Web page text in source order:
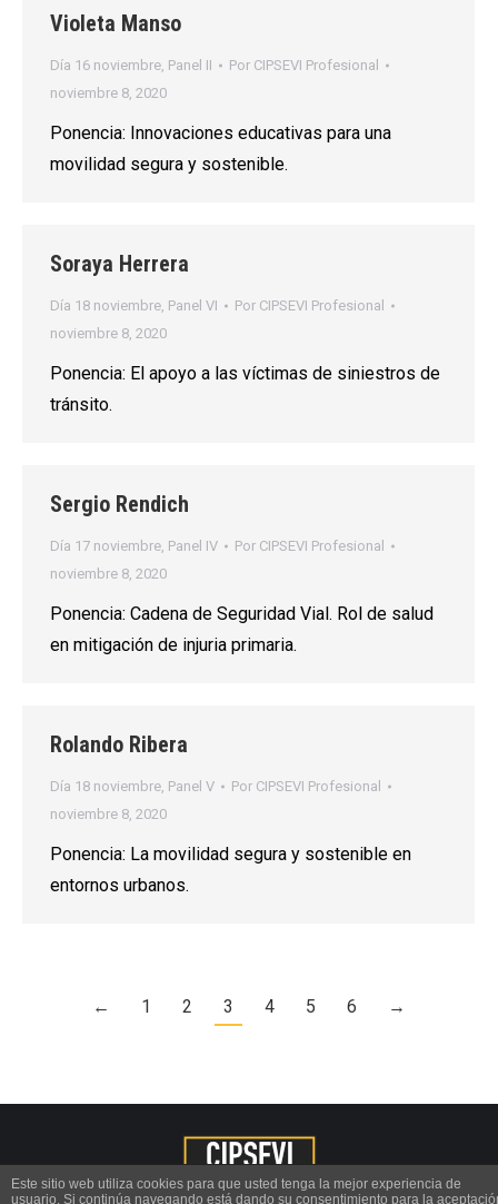
Violeta Manso
Día 16 noviembre, Panel II Por CIPSEVI Profesional
noviembre 8, 2020
Ponencia: Innovaciones educativas para una
movilidad segura y sostenible.
Soraya Herrera
Día 18 noviembre, Panel VI Por CIPSEVI Profesional
noviembre 8, 2020
Ponencia: El apoyo a las víctimas de siniestros de
tránsito.
Sergio Rendich
Día 17 noviembre, Panel IV Por CIPSEVI Profesional
noviembre 8, 2020
Ponencia: Cadena de Seguridad Vial. Rol de salud
en mitigación de injuria primaria.
Rolando Ribera
Día 18 noviembre, Panel V Por CIPSEVI Profesional
noviembre 8, 2020
Ponencia: La movilidad segura y sostenible en
entornos urbanos.
← 1 2 3 4 5 6 →
Este sitio web utiliza cookies para que usted tenga la mejor experiencia de
usuario. Si continúa navegando está dando su consentimiento para la